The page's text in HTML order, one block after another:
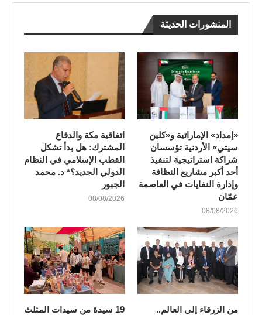
المنشورات الحديثة
«إمداد» الإماراتية و«كلين
سيتي» الأردنية تؤسسان
شراكة استراتيجية لتنفيذ
أحد أكبر مشاريع النظافة
وإدارة النفايات في العاصمة
عمّان
08/08/2026
اتفاقية مكة والدفاع
المشترك: هل بدأ تشكل
القطب الإسلامي في النظام
الدولي الجديد؟* د. محمد
الجبور
08/08/2026
من الزرقاء إلى العالم..
19 سيدة من سيدات المثلث